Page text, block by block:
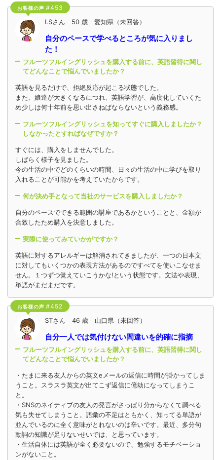
お客様の声 #453
I.Sさん 50 歳 愛知県（未回答）
自分のペースで学べるところが気に入りまし
た！
フルーツフルイングリッシュを購入する前に、英語習得に関し
てどんなことで悩んでいましたか？
英語を見るだけで、拒絶反応が起こる状態でした。
また、娘達が大きくなるにつれ、英語学習が、高度化していくた
め少しは何十年前を思い出さねばならないという義務感。
フルーツフルイングリッシュを知ってすぐに購入しましたか？
しなかったとすればなぜですか？
すぐには、購入をしませんでした。
しばらく様子を見ました。
今の生活の中でどのくらいの時間、日々の生活の中に学びを取り
入れることが可能かを考えていたからです。
何が決め手となって当社のサービスを購入しましたか？
自分のペースでできる範囲の講座であるかということと、金額が
合致したため購入を決意しました。
実際に使ってみていかがですか？
英語に対するアレルギーは解消されてきましたが、一つの日本文
に対してもいくつかの表現方法があるのですべてを使いこなせま
せん。１つずつ覚えていこうかな!という状態です。文法や表現、
単語がまだまだです。
お客様の声 #452
STさん 46 歳 山口県（未回答）
自分一人では気付けない間違いを的確に指摘
フルーツフルイングリッシュを購入する前に、英語習得に関し
てどんなことで悩んでいましたか？
・たまに来る友人からの英文eメールの返信に時間が掛かってしま
うこと。スラスラ英文が出てこず返信に億劫になってしまうこ
と。
・SNSのネイティブの友人の発言がさっぱり分からなくて調べる
気も失せてしまうこと。語彙の不足はともかく、知ってる単語が
並んでいるのに全く意味がとれないのは辛いです。最近、多分句
動詞の知識が足りないせいでは、と思っています。
・生活自体には英語が全く必要ないので、勉強するモチベーショ
ンがないこと。